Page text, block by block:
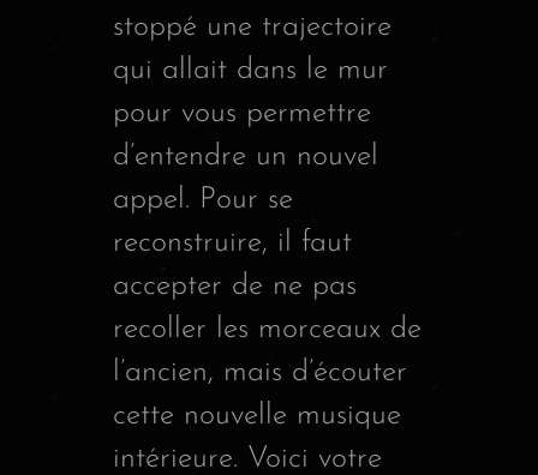
stoppé une trajectoire
qui allait dans le mur
pour vous permettre
d’entendre un nouvel
appel. Pour se
reconstruire, il faut
accepter de ne pas
recoller les morceaux de
l’ancien, mais d’écouter
cette nouvelle musique
intérieure. Voici votre